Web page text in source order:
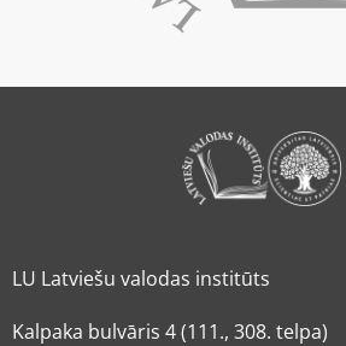
LU Latviešu valodas institūts
Kalpaka bulvāris 4 (111., 308. telpa)